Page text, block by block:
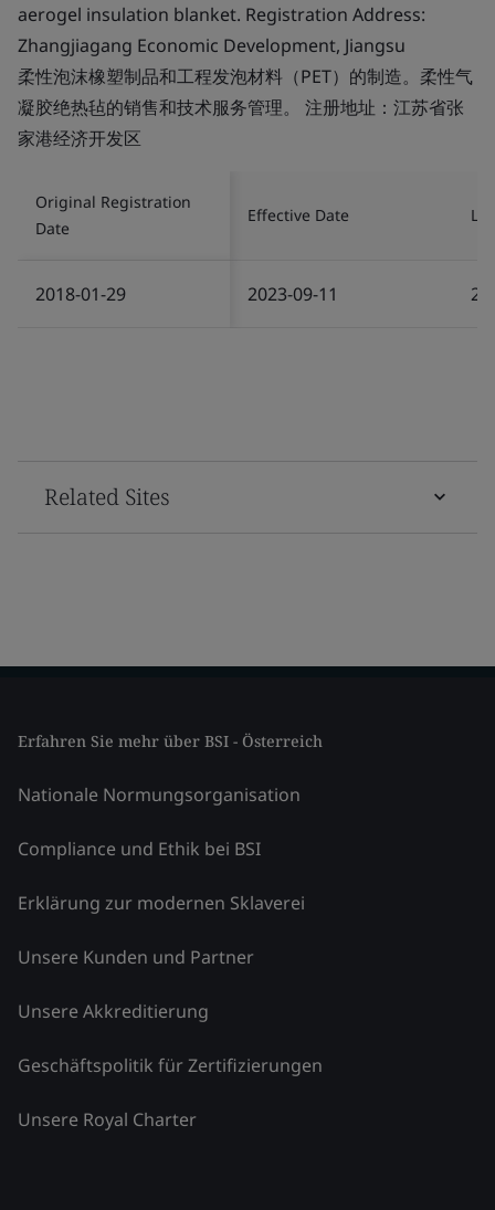
aerogel insulation blanket. Registration Address:
Zhangjiagang Economic Development, Jiangsu
柔性泡沫橡塑制品和工程发泡材料（PET）的制造。柔性气
凝胶绝热毡的销售和技术服务管理。 注册地址：江苏省张
家港经济开发区
Original Registration
Date
Effective Date
2018-01-29 2023-09-11
Related Sites
Erfahren Sie mehr über BSI - Österreich
Nationale Normungsorganisation
Compliance und Ethik bei BSI
Erklärung zur modernen Sklaverei
Unsere Kunden und Partner
Unsere Akkreditierung
Geschäftspolitik für Zertifizierungen
Unsere Royal Charter